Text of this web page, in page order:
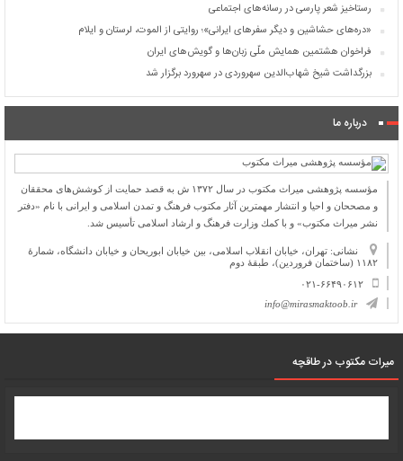
رستاخیز شعر پارسی در رسانه‌های اجتماعی
«دره‌های حشاشین و دیگر سفرهای ایرانی»؛ روایتی از الموت، لرستان و ایلام
فراخوان هشتمین همایش ملّی زبان‌ها و گویش‌های ایران
بزرگداشت شیخ شهاب‌الدین سهروردی در سهرورد برگزار شد
درباره ما
مؤسسه پژوهشی میراث مكتوب در سال ۱۳۷۲ ش به قصد حمایت از كوشش‌های محققان
و مصححان و احیا و انتشار مهمترین آثار مكتوب فرهنگ و تمدن اسلامی و ایرانی با نام «دفتر
نشر میراث مكتوب» و با كمك وزارت فرهنگ و ارشاد اسلامی تأسیس شد.
نشانی: تهران، خیابان انقلاب اسلامی، بین خیابان ابوریحان و خیابان دانشگاه، شمارۀ
۱۱۸۲ (ساختمان فروردین)، طبقۀ دوم
۰۲۱-۶۶۴۹۰۶۱۲
info@mirasmaktoob.ir
میرات مکتوب در طاقچه